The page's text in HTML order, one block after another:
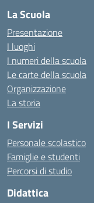
La Scuola
Presentazione
I luoghi
I numeri della scuola
Le carte della scuola
Organizzazione
La storia
I Servizi
Personale scolastico
Famiglie e studenti
Percorsi di studio
Didattica